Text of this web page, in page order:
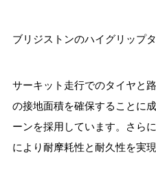
ブリジストンのハイグリップ
サーキット走行でのタイヤと
の接地面積を確保することに
ーンを採用しています。さら
により耐摩耗性と耐久性を実現